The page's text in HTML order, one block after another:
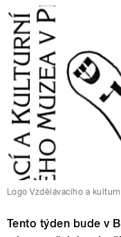
Logo Vzdělávacího a
Tento týden bude v